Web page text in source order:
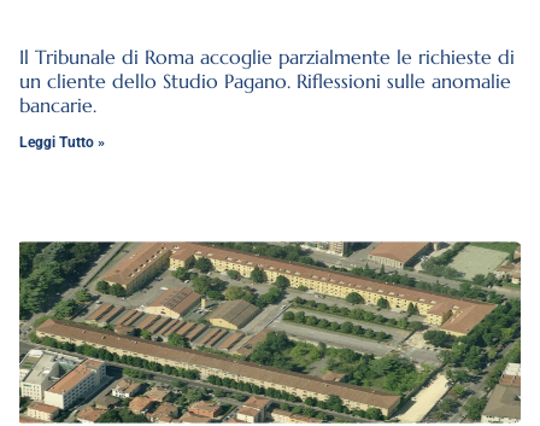
Il Tribunale di Roma accoglie parzialmente le richieste di
un cliente dello Studio Pagano. Riflessioni sulle anomalie
bancarie.
Leggi Tutto »